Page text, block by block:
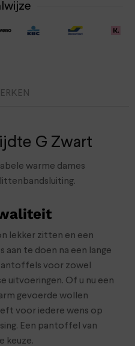
G Zwart
warme dames
lekker zitten en een
aan te doen na een lange
voor zowel
uitvoeringen. Of u nu een
gevoerde wollen
voor iedere wens op
Een pantoffel van
keuze.